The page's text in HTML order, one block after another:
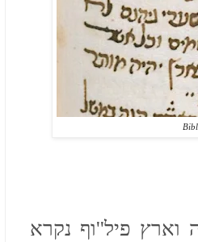
וארץ פיל''וף נקרא